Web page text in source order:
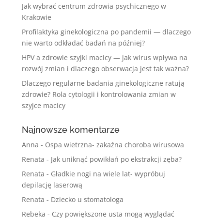
Jak wybrać centrum zdrowia psychicznego w
Krakowie
Profilaktyka ginekologiczna po pandemii — dlaczego
nie warto odkładać badań na później?
HPV a zdrowie szyjki macicy — jak wirus wpływa na
rozwój zmian i dlaczego obserwacja jest tak ważna?
Dlaczego regularne badania ginekologiczne ratują
zdrowie? Rola cytologii i kontrolowania zmian w
szyjce macicy
Najnowsze komentarze
Anna - Ospa wietrzna- zakaźna choroba wirusowa
Renata - Jak uniknąć powikłań po ekstrakcji zęba?
Renata - Gładkie nogi na wiele lat- wypróbuj
depilację laserową
Renata - Dziecko u stomatologa
Rebeka - Czy powiększone usta mogą wyglądać